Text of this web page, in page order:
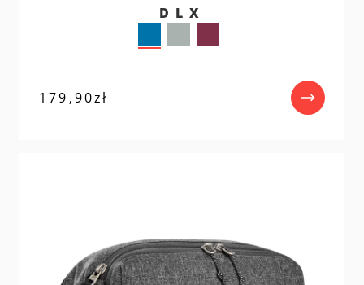
DLX
179,90zł